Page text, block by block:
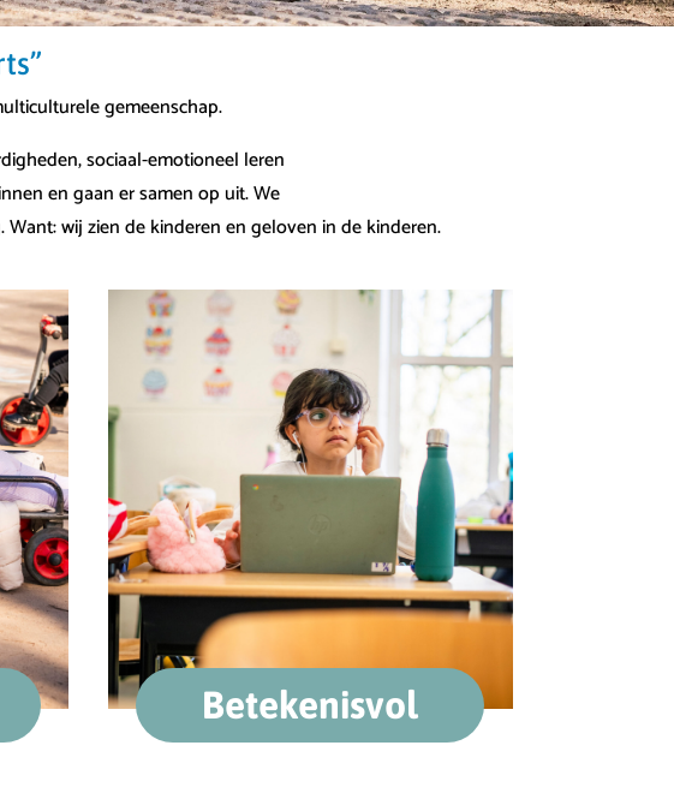
gemeenschap.
sociaal-emotioneel leren
en gaan er samen op uit. We
wij zien de kinderen en geloven in de kinderen.
Betekenisvol